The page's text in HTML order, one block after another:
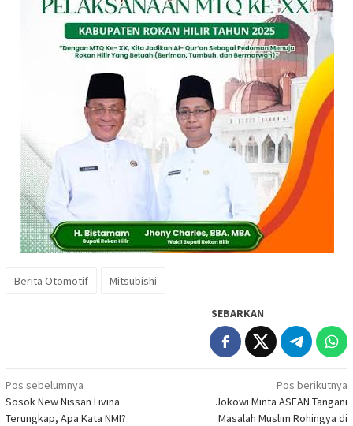
Berita Otomotif Mitsubishi
SEBARKAN
Navigasi
pos
Pos sebelumnya
Sosok New Nissan Livina
Terungkap, Apa Kata NMI?
Pos berikutnya
Jokowi Minta ASEAN Tangani
Masalah Muslim Rohingya di